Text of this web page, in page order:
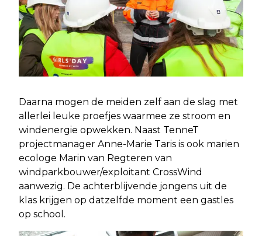
Daarna mogen de meiden zelf aan de slag met
allerlei leuke proefjes waarmee ze stroom en
windenergie opwekken. Naast TenneT
projectmanager Anne-Marie Taris is ook marien
ecologe Marin van Regteren van
windparkbouwer/exploitant CrossWind
aanwezig. De achterblijvende jongens uit de
klas krijgen op datzelfde moment een gastles
op school.